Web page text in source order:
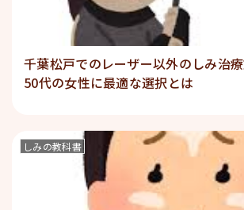
千葉松戸でのレーザー以外のしみ治
50代の女性に最適な選択とは
しみの教科書